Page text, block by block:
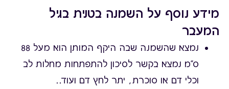
מידע נוסף על השמנה בטנית בגיל
המעבר
נמצא שהשמנה שבה היקף המותן הוא מעל 88
ס"מ נמצא בקשר לסיכון להתפתחות מחלות לב
וכלי דם או סוכרת, יתר לחץ דם ועוד..